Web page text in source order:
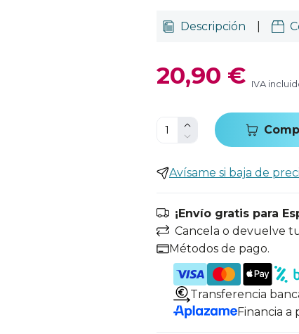
Descripción
20,90 € IVA
Avísame si baja de
¡Envío gratis para
Cancela o devuelve
Métodos de pago.
Transferencia
Financia a